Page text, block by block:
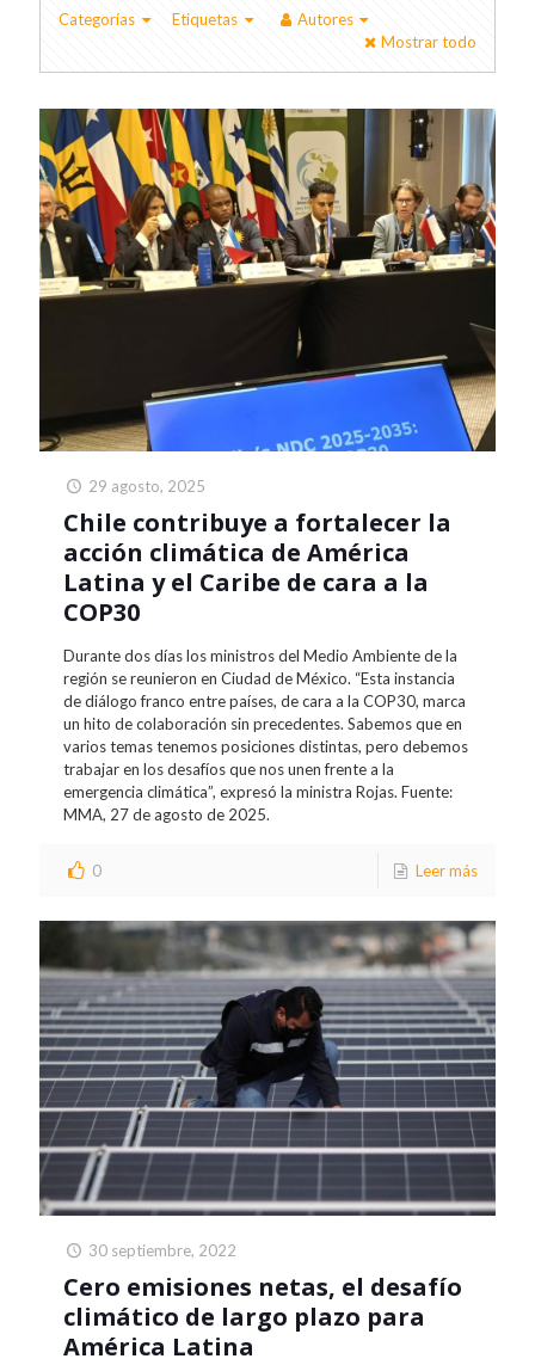
Categorías Etiquetas
Autores
Mostrar todo
29 agosto, 2025
Chile contribuye a fortalecer la
acción climática de América
Latina y el Caribe de cara a la
COP30
Durante dos días los ministros del Medio Ambiente de la
región se reunieron en Ciudad de México. “Esta instancia
de diálogo franco entre países, de cara a la COP30, marca
un hito de colaboración sin precedentes. Sabemos que en
varios temas tenemos posiciones distintas, pero debemos
trabajar en los desafíos que nos unen frente a la
emergencia climática”, expresó la ministra Rojas. Fuente:
MMA, 27 de agosto de 2025.
0 Leer más
30 septiembre, 2022
Cero emisiones netas, el desafío
climático de largo plazo para
América Latina